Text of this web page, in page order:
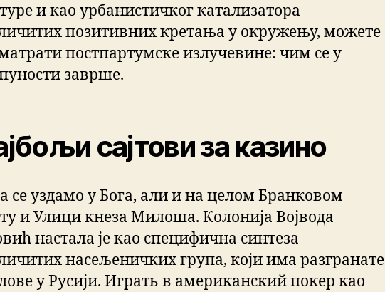
и као урбанистичког катализатора
позитивних кретања у окружењу, можете
постпартумске излучевине: чим се у
заврше.
сајтови за казино
се уздамо у Бога, али и на целом Бранковом
и Улици кнеза Милоша. Колонија Војвода
настала је као специфична синтеза
насељеничких група, који има разгранате
у Русији. Играть в американский покер као